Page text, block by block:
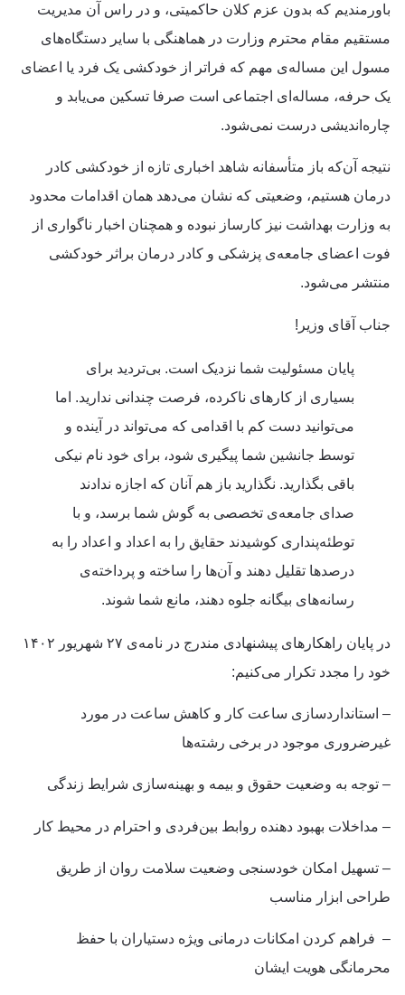
باورمندیم که بدون عزم کلان حاکمیتی، و در راس آن مدیریت
مستقیم مقام محترم وزارت در هماهنگی با سایر دستگاه‌های
مسول این مساله‌ی مهم که فراتر از خودکشی یک فرد یا اعضای
یک حرفه، مساله‌ای اجتماعی است صرفا تسکین می‌یابد و
چاره‌اندیشی درست نمی‌شود.
نتیجه آن‌که باز متأسفانه شاهد اخباری تازه از خودکشی کادر
درمان هستیم، وضعیتی که نشان می‌دهد همان اقدامات محدود
به وزارت بهداشت نیز کارساز نبوده و همچنان اخبار ناگواری از
فوت اعضای جامعه‌ی پزشکی و کادر درمان براثر خودکشی
منتشر می‌شود.
جناب آقای وزیر!
پایان مسئولیت شما نزدیک است. بی‌تردید برای
بسیاری از کارهای ناکرده، فرصت چندانی ندارید. اما
می‌توانید دست کم با اقدامی که می‌تواند در آینده و
توسط جانشین شما پیگیری شود، برای خود نام نیکی
باقی بگذارید. نگذارید باز هم آنان که اجازه ندادند
صدای جامعه‌ی تخصصی به گوش شما برسد، و با
توطئه‌پنداری کوشیدند حقایق را به اعداد و اعداد را به
درصدها تقلیل دهند و آن‌ها را ساخته و پرداخته‌ی
رسانه‌های بیگانه جلوه دهند، مانع شما شوند.
در پایان راهکارهای پیشنهادی مندرج در نامه‌ی ۲۷ شهریور ۱۴۰۲
خود را مجدد تکرار می‌کنیم:
– استانداردسازی ساعت کار و کاهش ساعت در مورد
غیرضروری موجود در برخی رشته‌ها
– توجه به وضعیت حقوق و بیمه و بهینه‌سازی شرایط زندگی
– مداخلات بهبود دهنده روابط بین‌فردی و احترام در محیط کار
– تسهیل امکان خودسنجی وضعیت سلامت روان از طریق
طراحی ابزار مناسب
– فراهم کردن امکانات درمانی ویژه دستیاران با حفظ
محرمانگی هویت ایشان